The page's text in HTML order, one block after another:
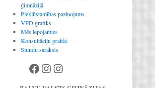
ģimnāzijā
Piekļūstamības paziņojums
VPD grafiks
Mēs lepojamies
Konsultāciju grafiki
Stundu saraksts
Facebook
Instagram
Instagram